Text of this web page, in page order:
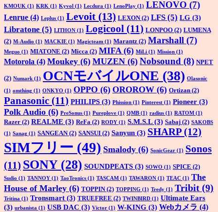
KMOUK (1) KRK (1) Kyvol (1) Lecdura (1) LenoPlay (1) LENOVO (7)
Lenrue (4) Leplus (1) Levoit(13) LEXON(2) LFS (5) LG (3)
Libratone (5) LITHON (1) Logicool (11) LONPOO (2) LUMENA
(2) M-Audio (1) MACKIE (1) Magicteam (1) Marantz (2) Marshall (7)
Meguo (1) MIATONE (2) Micca (2) MIFA(6) MiLi (1) Mission (1)
Motorola (4) Moukey (6) MUZEN (6) Nobsound (8) NPET
(2) Numark (1) OCNモバイルONE (38) Olasonic
(1) omthing (1) ONKYO (1) OPPO (6) OROROW (6) Ortizan (2)
Panasonic (11) PHILIPS (3) Phission (1) Pinterest (1) Pioneer (3)
Polk Audio (6) PreSonus (1) Pureplove (1) QMB (1) radius (1) RATOM (1)
Razer (2) REALME (3) ReFa (2) RODY (1) S.M.S.L(3) Sabaj (2) SAKOBS
(1) Sanag (1) SANGEAN(2) SANSUI (2) Sanyun (3) SHARP(12)
SIMフリー (49) Smalody (6) SonicGear (1) Sonos
(11) SONY(28) SOUNDPEATS (3) SOWO (1) SPICE (2)
Sudio (1) TANNOY (1) TaoTronics (1) TASCAM (1) TAWARON (1) TEAC (1) The
House of Marley (6) TOPPIN(2) TOPPING (1) Tredy (1) Tribit (9)
Tritina (1) Tronsmart (3) TRUEFREE (2) TWINBIRD (1) Ultimate Ears
(3) urbanista (1) USB DAC (3) Victor (1) W-KING (3) Webカメラ (4)